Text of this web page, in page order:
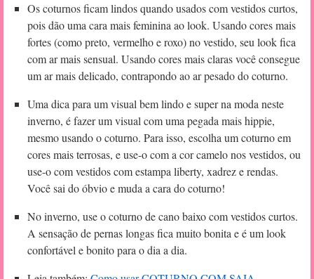
Os coturnos ficam lindos quando usados com vestidos curtos,
pois dão uma cara mais feminina ao look. Usando cores mais
fortes (como preto, vermelho e roxo) no vestido, seu look fica
com ar mais sensual. Usando cores mais claras você consegue
um ar mais delicado, contrapondo ao ar pesado do coturno.
Uma dica para um visual bem lindo e super na moda neste
inverno, é fazer um visual com uma pegada mais hippie,
mesmo usando o coturno. Para isso, escolha um coturno em
cores mais terrosas, e use-o com a cor camelo nos vestidos, ou
use-o com vestidos com estampa liberty, xadrez e rendas.
Você sai do óbvio e muda a cara do coturno!
No inverno, use o coturno de cano baixo com vestidos curtos.
A sensação de pernas longas fica muito bonita e é um look
confortável e bonito para o dia a dia.